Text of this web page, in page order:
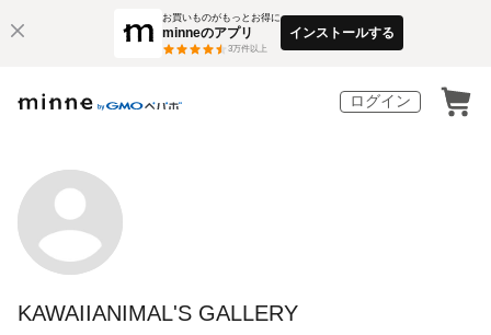
お買いものがもっとお得に
minneのアプリ
3万件以上
インストールする
ログイン
KAWAIIANIMAL'S GALLERY